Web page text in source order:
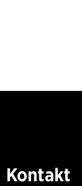
Kontakt